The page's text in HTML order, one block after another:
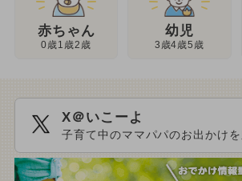
赤ちゃん
0歳1歳2歳
幼児
3歳4歳5歳
X＠いこーよ
子育て中のママパパのお出かけを